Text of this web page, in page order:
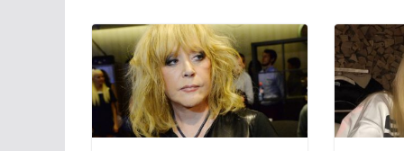
l
a
s
s
n
r
a
m